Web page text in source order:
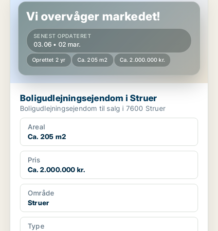
Vi overvåger markedet!
SENEST OPDATERET
03.06 • 02 mar.
Oprettet 2 yr Ca. 205 m2 Ca. 2.000.000 kr.
Boligudlejningsejendom i Struer
Boligudlejningsejendom til salg i 7600 Struer
Areal
Ca. 205 m2
Pris
Ca. 2.000.000 kr.
Område
Struer
Type